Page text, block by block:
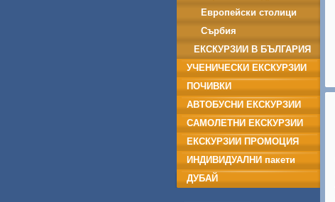
Дубровник
Европейски столици
Сърбия
ЕКСКУРЗИИ В БЪЛГАРИЯ
УЧЕНИЧЕСКИ ЕКСКУРЗИИ
ПОЧИВКИ
АВТОБУСНИ ЕКСКУРЗИИ
САМОЛЕТНИ ЕКСКУРЗИИ
ЕКСКУРЗИИ ПРОМОЦИЯ
ИНДИВИДУАЛНИ пакети
ДУБАЙ